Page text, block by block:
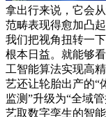
拿出行来说，它会
范畴表现得愈加凸
我们把视角扭转一
根本日益。就能够
工智能算法实现高
艺还让轮胎出产的“
监测”升级为“全域
艺取数字孪生的智